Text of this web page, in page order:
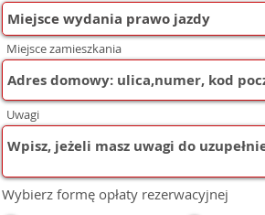
Miejsce zamieszkania
Uwagi
Wybierz formę opłaty rezerwacyjnej